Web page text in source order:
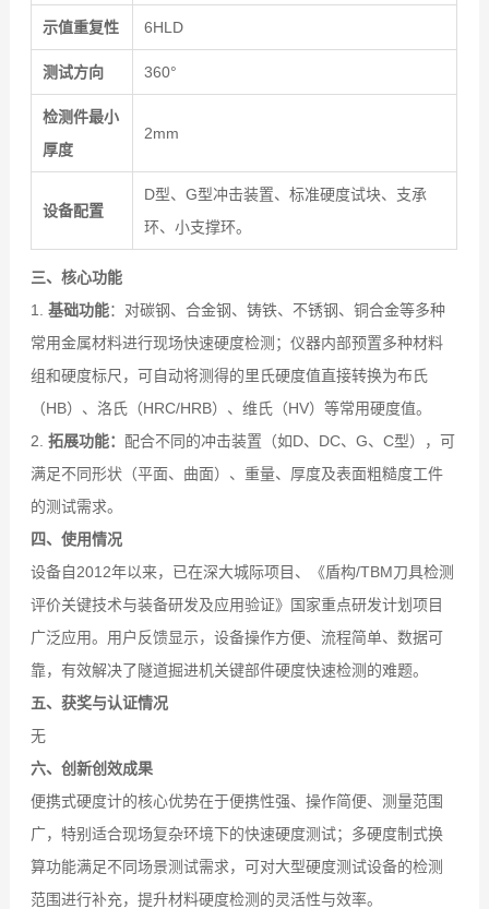
示值重复性 6HLD
测试方向 360°
检测件最小
厚度
2mm
设备配置
D型、G型冲击装置、标准硬度试块、支承
环、小支撑环。
三、核心功能
1.基础功能：对碳钢、合金钢、铸铁、不锈钢、铜合金等多种
常用金属材料进行现场快速硬度检测；仪器内部预置多种材料
组和硬度标尺，可自动将测得的里氏硬度值直接转换为布氏
（HB）、洛氏（HRC/HRB）、维氏（HV）等常用硬度值。
2.拓展功能：配合不同的冲击装置（如D、DC、G、C型），可
满足不同形状（平面、曲面）、重量、厚度及表面粗糙度工件
的测试需求。
四、使用情况
设备自2012年以来，已在深大城际项目、《盾构/TBM刀具检测
评价关键技术与装备研发及应用验证》国家重点研发计划项目
广泛应用。用户反馈显示，设备操作方便、流程简单、数据可
靠，有效解决了隧道掘进机关键部件硬度快速检测的难题。
五、获奖与认证情况
无
六、创新创效成果
便携式硬度计的核心优势在于便携性强、操作简便、测量范围
广，特别适合现场复杂环境下的快速硬度测试；多硬度制式换
算功能满足不同场景测试需求，可对大型硬度测试设备的检测
范围进行补充，提升材料硬度检测的灵活性与效率。